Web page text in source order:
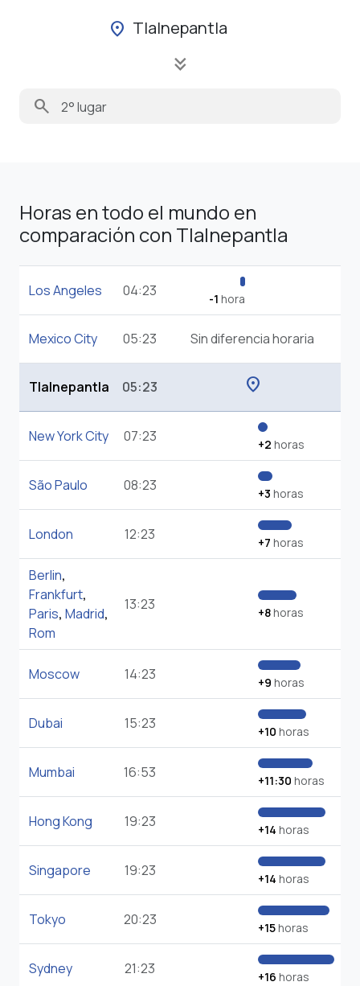
location_on Tlalnepantla
keyboard_double_arrow_down
search
Horas en todo el mundo en
comparación con Tlalnepantla
Los Angeles 04:23 -1 hora
Mexico City 05:23 Sin diferencia horaria
Tlalnepantla 05:23 location_on
New York City 07:23 +2 horas
São Paulo 08:23 +3 horas
London 12:23 +7 horas
Berlin,
Frankfurt,
Paris, Madrid,
Rom
13:23 +8horas
Moscow 14:23 +9 horas
Dubai 15:23 +10 horas
Mumbai 16:53 +11:30 horas
Hong Kong 19:23 +14 horas
Singapore 19:23 +14 horas
Tokyo 20:23 +15horas
Sydney 21:23 +16 horas